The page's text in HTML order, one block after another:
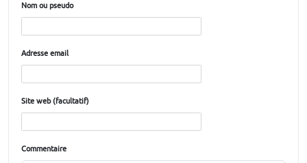
Nom ou pseudo
Adresse email
Site web (facultatif)
Commentaire